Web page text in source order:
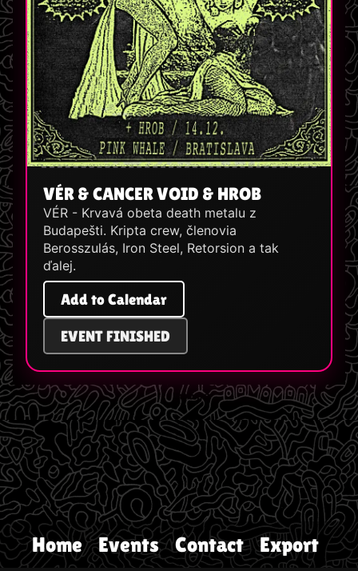
VÉR & CANCER VOID & HROB
VÉR - Krvavá obeta death metalu z
Budapešti. Kripta crew, členovia
Berosszulás, Iron Steel, Retorsion a tak
ďalej.
Add to Calendar
EVENT FINISHED
Home Events Contact Export